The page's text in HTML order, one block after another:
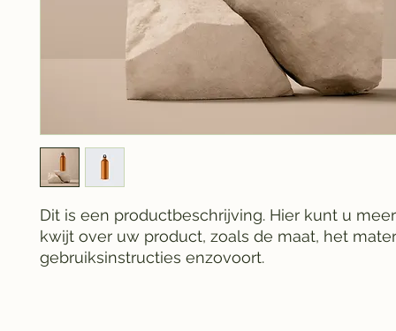
Dit is een productbeschrijving. Hier kunt u
kwijt over uw product, zoals de maat, het
gebruiksinstructies enzovoort.